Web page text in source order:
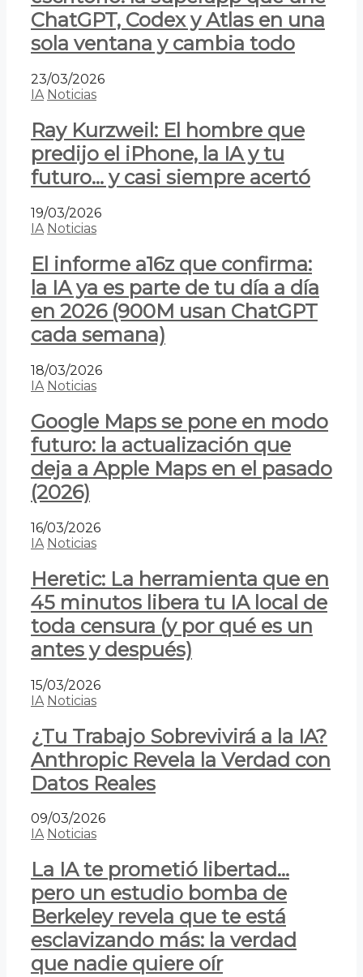
ChatGPT, Codex y Atlas en una
sola ventana y cambia todo
23/03/2026
IA Noticias
Ray Kurzweil: El hombre que
predijo el iPhone, la IA y tu
futuro… y casi siempre acertó
19/03/2026
IA Noticias
El informe a16z que confirma:
la IA ya es parte de tu día a día
en 2026 (900M usan ChatGPT
cada semana)
18/03/2026
IA Noticias
Google Maps se pone en modo
futuro: la actualización que
deja a Apple Maps en el pasado
(2026)
16/03/2026
IA Noticias
Heretic: La herramienta que en
45 minutos libera tu IA local de
toda censura (y por qué es un
antes y después)
15/03/2026
IA Noticias
¿Tu Trabajo Sobrevivirá a la IA?
Anthropic Revela la Verdad con
Datos Reales
09/03/2026
IA Noticias
La IA te prometió libertad…
pero un estudio bomba de
Berkeley revela que te está
esclavizando más: la verdad
que nadie quiere oír